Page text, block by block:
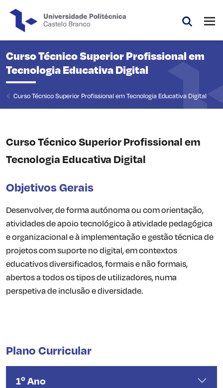
Curso Técnico Superior Profissional em
Tecnologia Educativa Digital
Curso Técnico Superior Profissional em Tecnologia Educativa Digital
Curso Técnico Superior Profissional em
Tecnologia Educativa Digital
Objetivos Gerais
Desenvolver, de forma autónoma ou com orientação,
atividades de apoio tecnológico à atividade pedagógica
e organizacional e à implementação e gestão técnica de
projetos com suporte no digital, em contextos
educativos diversificados, formais e não formais,
abertos a todos os tipos de utilizadores, numa
perspetiva de inclusão e diversidade.
Plano Curricular
1º Ano